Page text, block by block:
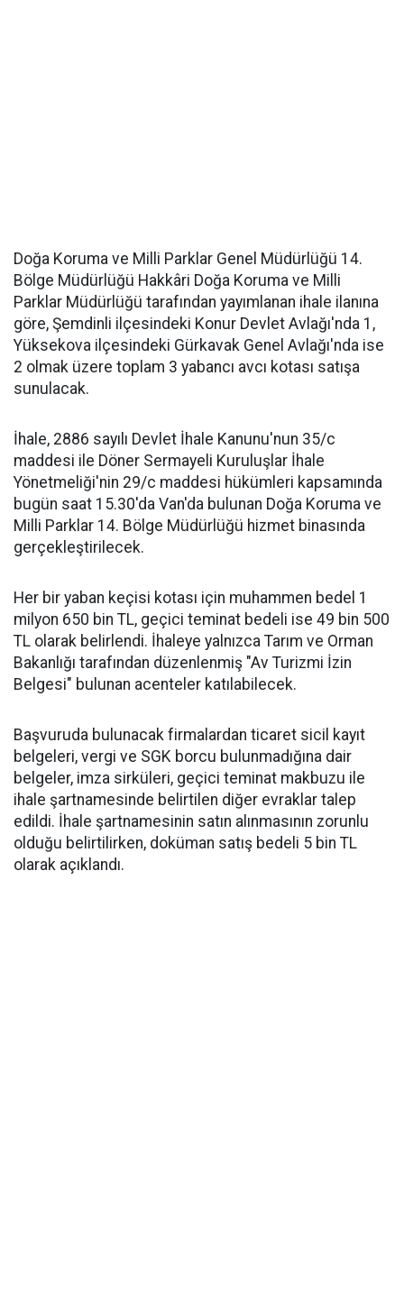
Doğa Koruma ve Milli Parklar Genel Müdürlüğü 14.
Bölge Müdürlüğü Hakkâri Doğa Koruma ve Milli
Parklar Müdürlüğü tarafından yayımlanan ihale ilanına
göre, Şemdinli ilçesindeki Konur Devlet Avlağı'nda 1,
Yüksekova ilçesindeki Gürkavak Genel Avlağı'nda ise
2 olmak üzere toplam 3 yabancı avcı kotası satışa
sunulacak.
İhale, 2886 sayılı Devlet İhale Kanunu'nun 35/c
maddesi ile Döner Sermayeli Kuruluşlar İhale
Yönetmeliği'nin 29/c maddesi hükümleri kapsamında
bugün saat 15.30'da Van'da bulunan Doğa Koruma ve
Milli Parklar 14. Bölge Müdürlüğü hizmet binasında
gerçekleştirilecek.
Her bir yaban keçisi kotası için muhammen bedel 1
milyon 650 bin TL, geçici teminat bedeli ise 49 bin 500
TL olarak belirlendi. İhaleye yalnızca Tarım ve Orman
Bakanlığı tarafından düzenlenmiş "Av Turizmi İzin
Belgesi" bulunan acenteler katılabilecek.
Başvuruda bulunacak firmalardan ticaret sicil kayıt
belgeleri, vergi ve SGK borcu bulunmadığına dair
belgeler, imza sirküleri, geçici teminat makbuzu ile
ihale şartnamesinde belirtilen diğer evraklar talep
edildi. İhale şartnamesinin satın alınmasının zorunlu
olduğu belirtilirken, doküman satış bedeli 5 bin TL
olarak açıklandı.